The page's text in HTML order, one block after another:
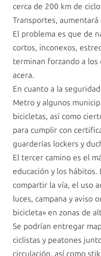
cerca de 200 km de
Transportes,
El problema es que de
cortos, inconexos,
terminan forzando a los
acera.
En cuanto a la
Metro y algunos
bicicletas, así como
para cumplir con
guarderías lockers y
El tercer camino es el
educación y los
compartir la vía, el uso
luces, campana y aviso
bicicleta» en zonas de
Se podrían entregar
ciclistas y peatones
circulación, así como